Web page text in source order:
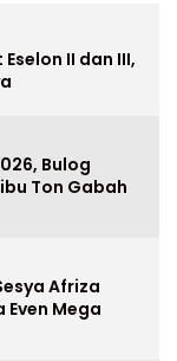
II dan III,
Bulog
Ton Gabah
Afriza
Mega